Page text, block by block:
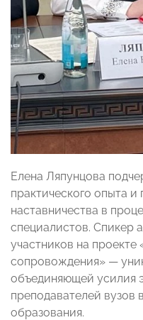
Елена Ляпунцова
практического опыта
наставничества в
специалистов. Спикер
участников на проекте
сопровождения» —
объединяющей усилия
преподавателей вузов
образования.